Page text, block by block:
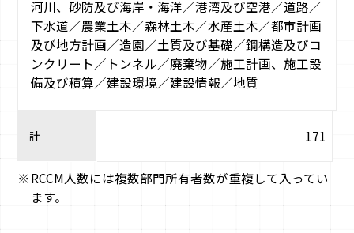
河川、砂防及び海岸・海洋／港湾及び空港／道路／
下水道／農業土木／森林土木／水産土木／都市計画
及び地方計画／造園／土質及び基礎／鋼構造及びコ
ンクリート／トンネル／廃棄物／施工計画、施工設
備及び積算／建設環境／建設情報／地質
計 171
RCCM人数には複数部門所有者数が重複して入ってい
ます。